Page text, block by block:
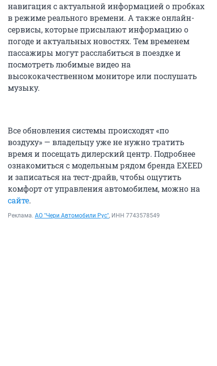
навигация с актуальной информацией о пробках
в режиме реального времени. А также онлайн-
сервисы, которые присылают информацию о
погоде и актуальных новостях. Тем временем
пассажиры могут расслабиться в поездке и
посмотреть любимые видео на
высококачественном мониторе или послушать
музыку.
Все обновления системы происходят «по
воздуху» — владельцу уже не нужно тратить
время и посещать дилерский центр. Подробнее
ознакомиться с модельным рядом бренда EXEED
и записаться на тест-драйв, чтобы ощутить
комфорт от управления автомобилем, можно на
сайте.
Реклама. АО "Чери Автомобили Рус", ИНН 7743578549